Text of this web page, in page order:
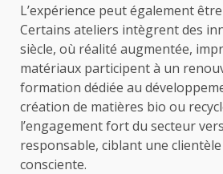
L’expérience peut également
Certains ateliers intègrent des
siècle, où réalité augmentée,
matériaux participent à un
formation dédiée au
création de matières bio ou
l’engagement fort du secteur
responsable, ciblant une
consciente.